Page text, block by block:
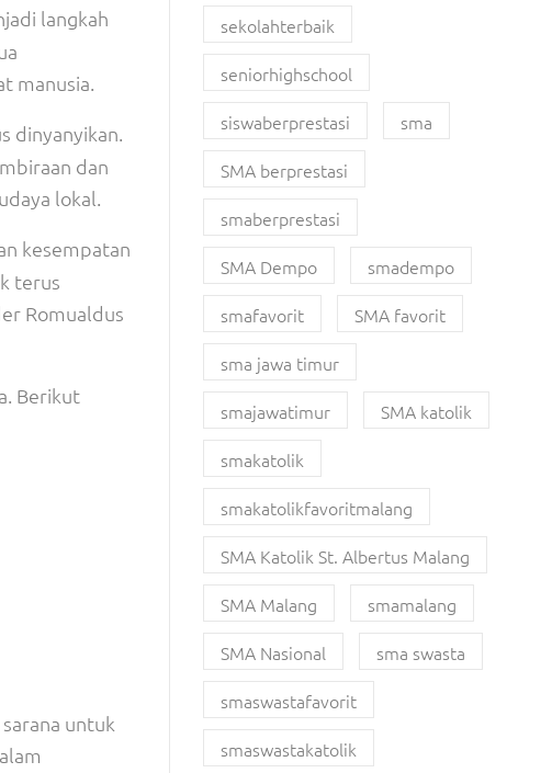
langkah
manusia.
dinyanyikan.
dan
lokal.
kesempatan
terus
Romualdus
Berikut
untuk
sekolahterbaik
seniorhighschool
siswaberprestasi
sma
SMA berprestasi
smaberprestasi
SMA Dempo
smadempo
smafavorit
SMA favorit
sma jawa timur
smajawatimur
SMA katolik
smakatolik
smakatolikfavoritmalang
SMA Katolik St. Albertus Malang
SMA Malang
smamalang
SMA Nasional
sma swasta
smaswastafavorit
smaswastakatolik